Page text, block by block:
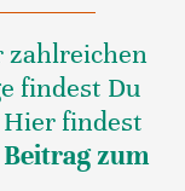
zahlreichen
findest Du
findest
Beitrag zum